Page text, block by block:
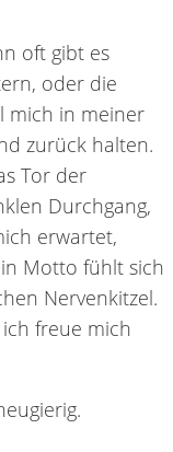
oft gibt es
oder die
mich in meiner
zurück halten.
Tor der
Durchgang,
erwartet,
Motto fühlt sich
Nervenkitzel.
freue mich